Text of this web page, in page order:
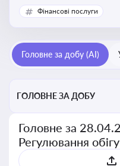
контролю за
оподаткуванням
Фінансові послуги
Головне за добу (AI)
ГОЛОВНЕ ЗА ДОБУ
Головне за
Регулювання